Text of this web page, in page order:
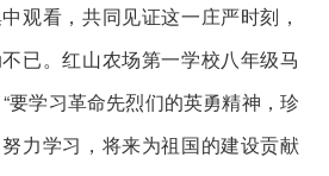
观看，共同见证这一庄严时刻，
已。红山农场第一学校八年级马
要学习革命先烈们的英勇精神，珍
力学习，将来为祖国的建设贡献